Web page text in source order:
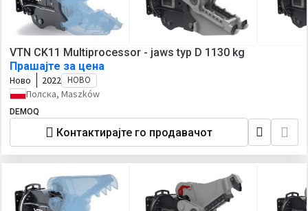
VTN CK11 Multiprocessor - jaws typ D 1130 kg
Прашајте за цена
Ново 2022 НОВО
Полска, Maszków
DEMOQ
Контактирајте го продавачот